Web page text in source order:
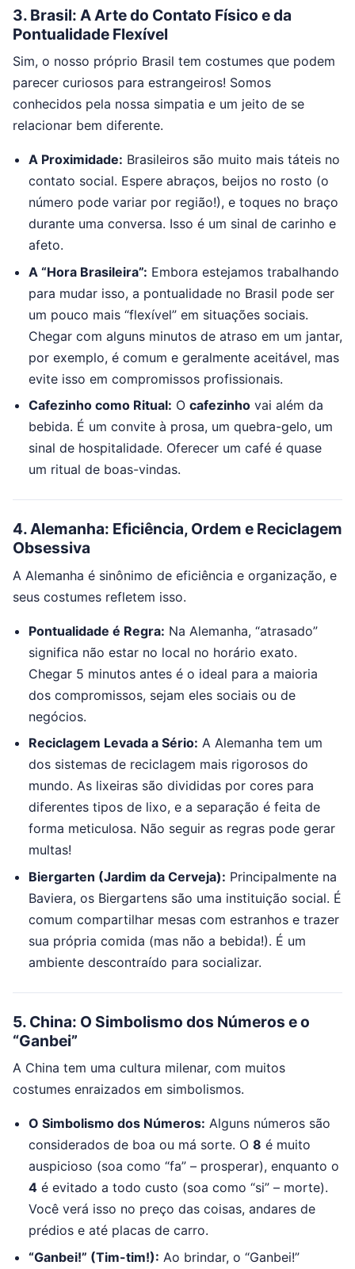
3. Brasil: A Arte do Contato Físico e da
Pontualidade Flexível
Sim, o nosso próprio Brasil tem costumes que podem
parecer curiosos para estrangeiros! Somos
conhecidos pela nossa simpatia e um jeito de se
relacionar bem diferente.
A Proximidade: Brasileiros são muito mais táteis no
contato social. Espere abraços, beijos no rosto (o
número pode variar por região!), e toques no braço
durante uma conversa. Isso é um sinal de carinho e
afeto.
A “Hora Brasileira”: Embora estejamos trabalhando
para mudar isso, a pontualidade no Brasil pode ser
um pouco mais “flexível” em situações sociais.
Chegar com alguns minutos de atraso em um jantar,
por exemplo, é comum e geralmente aceitável, mas
evite isso em compromissos profissionais.
Cafezinho como Ritual: O cafezinho vai além da
bebida. É um convite à prosa, um quebra-gelo, um
sinal de hospitalidade. Oferecer um café é quase
um ritual de boas-vindas.
4. Alemanha: Eficiência, Ordem e Reciclagem
Obsessiva
A Alemanha é sinônimo de eficiência e organização, e
seus costumes refletem isso.
Pontualidade é Regra: Na Alemanha, “atrasado”
significa não estar no local no horário exato.
Chegar 5 minutos antes é o ideal para a maioria
dos compromissos, sejam eles sociais ou de
negócios.
Reciclagem Levada a Sério: A Alemanha tem um
dos sistemas de reciclagem mais rigorosos do
mundo. As lixeiras são divididas por cores para
diferentes tipos de lixo, e a separação é feita de
forma meticulosa. Não seguir as regras pode gerar
multas!
Biergarten (Jardim da Cerveja): Principalmente na
Baviera, os Biergartens são uma instituição social. É
comum compartilhar mesas com estranhos e trazer
sua própria comida (mas não a bebida!). É um
ambiente descontraído para socializar.
5. China: O Simbolismo dos Números e o
“Ganbei”
A China tem uma cultura milenar, com muitos
costumes enraizados em simbolismos.
O Simbolismo dos Números: Alguns números são
considerados de boa ou má sorte. O 8 é muito
auspicioso (soa como “fa” – prosperar), enquanto o
4 é evitado a todo custo (soa como “si” – morte).
Você verá isso no preço das coisas, andares de
prédios e até placas de carro.
“Ganbei!” (Tim-tim!): Ao brindar, o “Ganbei!”